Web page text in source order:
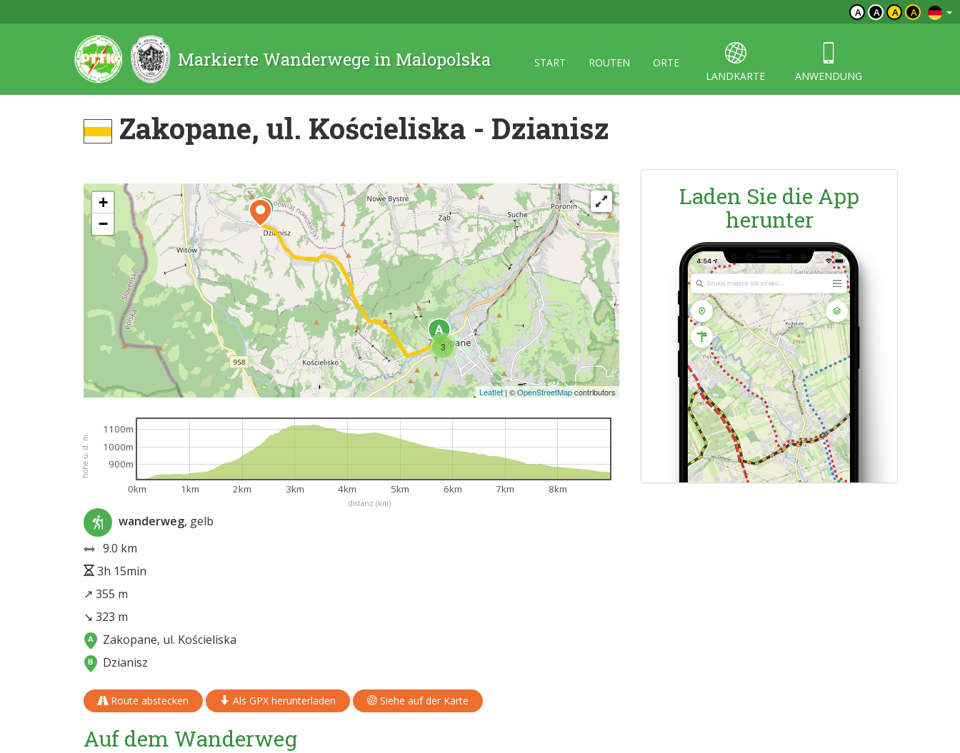
A A A A
Markierte Wanderwege in Malopolska START ROUTEN
ORTE
LANDKARTE
ANWENDUNG
Zakopane, ul. Kościeliska - Dzianisz
3
+
−
Leaflet| ©OpenStreetMapcontributors
distanz (km)
höhe ü. d. m.
0km 1km 2km 3km 4km 5km 6km 7km 8km
900m
1000m
1100m
wanderweg, gelb
9.0 km
3h 15min
↗ 355 m
↘ 323 m
Zakopane, ul. Kościeliska
Dzianisz
Route abstecken Als GPX herunterladen Siehe auf der Karte
Auf dem Wanderweg
Laden Sie die App
herunter